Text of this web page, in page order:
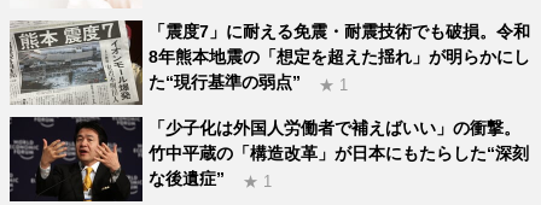
「震度7」に耐える免震・耐震技術でも破損。令和
8年熊本地震の「想定を超えた揺れ」が明らかにし
た“現行基準の弱点”
★ 1
「少子化は外国人労働者で補えばいい」の衝撃。
竹中平蔵の「構造改革」が日本にもたらした“深刻
な後遺症”
★ 1